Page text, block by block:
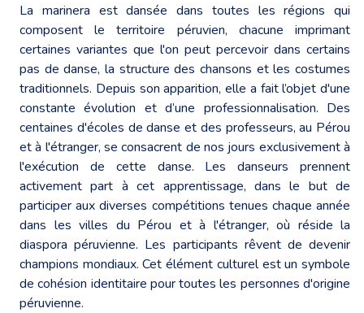
La marinera est dansée dans toutes les régions qui
composent le territoire péruvien, chacune imprimant
certaines variantes que l'on peut percevoir dans certains
pas de danse, la structure des chansons et les costumes
traditionnels. Depuis son apparition, elle a fait l’objet d'une
constante évolution et d’une professionnalisation. Des
centaines d'écoles de danse et des professeurs, au Pérou
et à l'étranger, se consacrent de nos jours exclusivement à
l'exécution de cette danse. Les danseurs prennent
activement part à cet apprentissage, dans le but de
participer aux diverses compétitions tenues chaque année
dans les villes du Pérou et à l'étranger, où réside la
diaspora péruvienne. Les participants rêvent de devenir
champions mondiaux. Cet élément culturel est un symbole
de cohésion identitaire pour toutes les personnes d'origine
péruvienne.